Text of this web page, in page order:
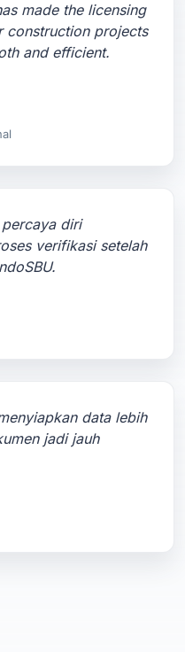
made the licensing
construction projects
and efficient.
diri
verifikasi setelah
data lebih
jadi jauh